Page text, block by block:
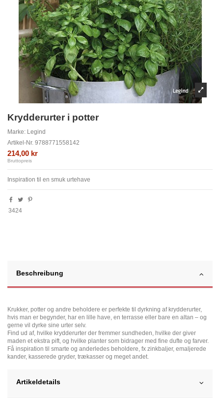
Krydderurter i potter
Marke: Legind
Artikel-Nr. 9788771558142
214,00 kr
Bruttopreis
Inspiration til en smuk urtehave
3424
Beschreibung
Krukker, potter og andre beholdere er perfekte til dyrkning af krydderurter,
hvis man er begynder, har en lille have, en terrasse eller bare en altan – og
gerne vil dyrke sine urter selv.
Find ud af, hvilke krydderurter der fremmer sundheden, hvilke der giver
maden et ekstra pift, og hvilke planter som bidrager med fine dufte og farver.
Få inspiration til smarte og anderledes beholdere, fx zinkbaljer, emaljerede
kander, kasserede gryder, trækasser og meget andet.
Artikeldetails